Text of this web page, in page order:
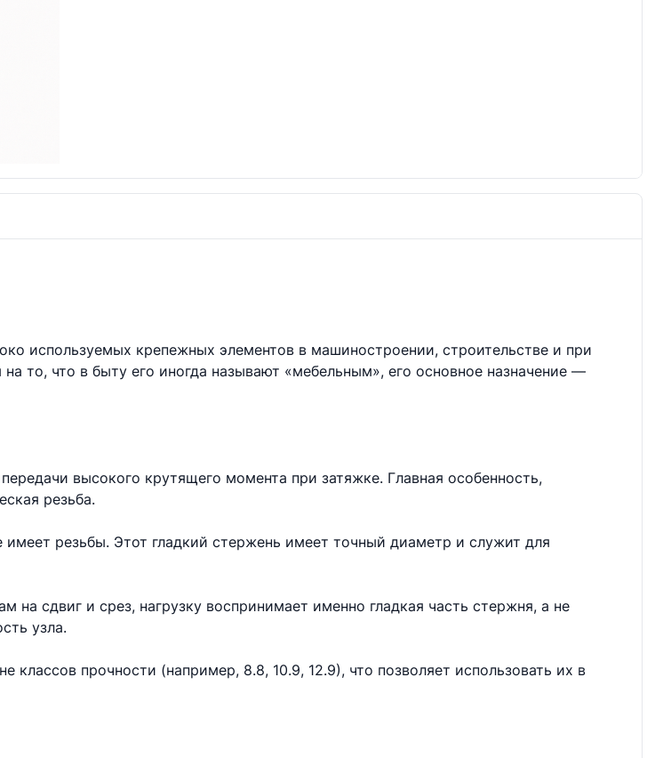
используемых крепежных элементов в машиностроении, строительстве и при
то, что в быту его иногда называют «мебельным», его основное назначение —
высокого крутящего момента при затяжке. Главная особенность,
резьба.
имеет резьбы. Этот гладкий стержень имеет точный диаметр и служит для
сдвиг и срез, нагрузку воспринимает именно гладкая часть стержня, а не
узла.
прочности (например, 8.8, 10.9, 12.9), что позволяет использовать их в